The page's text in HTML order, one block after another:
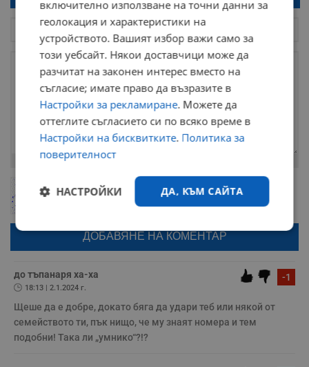
Остават2000символа
Поради зачестилите злоупотреби в сайта, за да оставите анонимен
коментар или да гласувате изискваме да се идентифицирате с
google акаунт.
Натискайки на бутона "Вход с google" по-долу, коментарът ви ще
бъде публикуван анонимно под псевдонима който сте попълнили
по-горе в полето "Твоето име". Никаква лична информация за вас
потребители.
-1
до тъпанаря ха-ха
18:13 | 2.1.2024 г.
Щеше да е добре, докато бяга да удари теб или някой от
семейството ти, пък нищо, че му знаят номера и тем
подобни! Така ли „умнико“?!?
включително използване на точни данни за
геолокация и характеристики на
устройството. Вашият избор важи само за
този уебсайт. Някои доставчици може да
разчитат на законен интерес вместо на
съгласие; имате право да възразите в
Настройки за рекламиране. Можете да
оттеглите съгласието си по всяко време в
Настройки на бисквитките. Политика за
поверителност
ДА, КЪМ САЙТА
НАСТРОЙКИ
Строго
необходимо
Ефективност